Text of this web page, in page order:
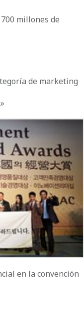
millones de
de marketing
en la convención